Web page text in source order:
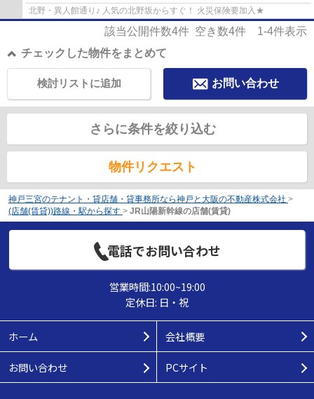
北野・異人館通り♪ 人気の北野坂からすぐ！ 火災保険要加入★
該当公開件数4件 空き数4件 1-4件表示
チェックした物件をまとめて
お問い合わせ
検討リストに追加
さらに条件を絞り込む
物件リクエスト
神戸三宮のテナント・貸店舗・貸事務所なら神戸と大阪の不動産株式会社 >
(店舗(賃貸))路線・駅から探す > JR山陽新幹線の店舗(賃貸)
電話でお問い合わせ
営業時間:10:00~19:00
定休日: 日・祝
ホーム 会社概要
お問い合わせ PCサイト